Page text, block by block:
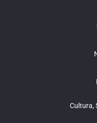
Cultura,